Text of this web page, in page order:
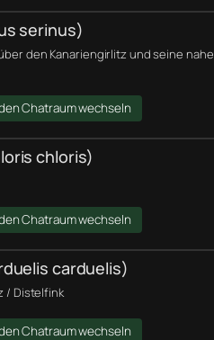
serinus)
den Kanariengirlitz und seine nahe
Chatraum wechseln
chloris)
Chatraum wechseln
carduelis)
/ Distelfink
Chatraum wechseln